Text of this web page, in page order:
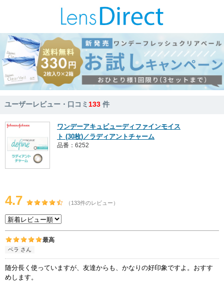
ユーザーレビュー・口コミ133 件
ワンデーアキュビューディファインモイス
ト (30枚)／ラディアントチャーム
品番：6252
4.7 （133件のレビュー）
最高
ベラ さん
随分長く使っていますが、友達からも、かなりの好印象ですよ。おすす
めします。